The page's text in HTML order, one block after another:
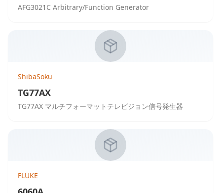
AFG3021C Arbitrary/Function Generator
ShibaSoku
TG77AX
TG77AX マルチフォーマットテレビジョン信号発生器
FLUKE